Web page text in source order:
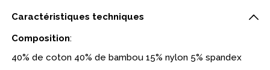
Caractéristiques techniques
Composition:
40% de coton 40% de bambou 15% nylon 5% spandex